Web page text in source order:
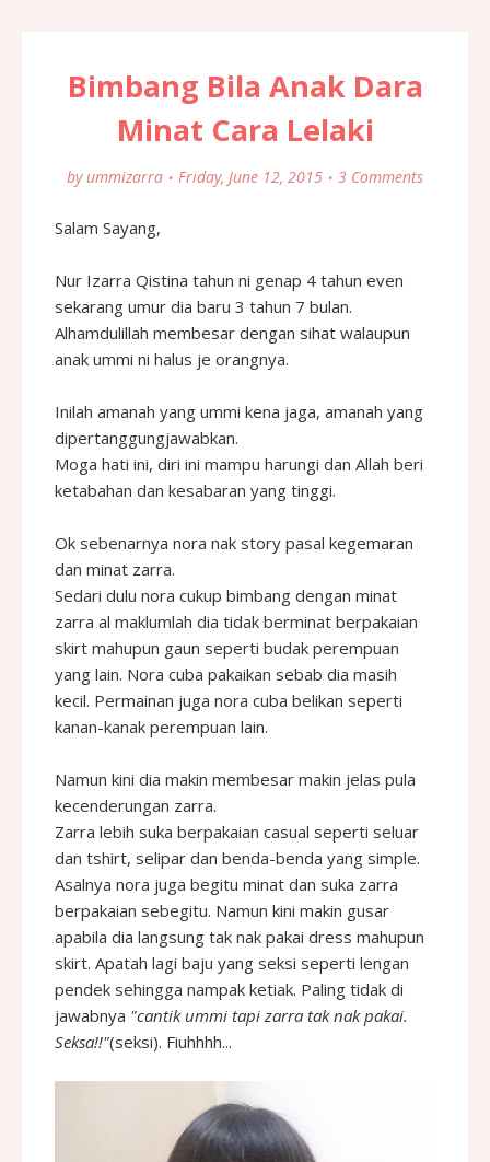
Bimbang Bila Anak Dara
Minat Cara Lelaki
by ummizarra Friday, June 12, 2015 3 Comments
Salam Sayang,
Nur Izarra Qistina tahun ni genap 4 tahun even
sekarang umur dia baru 3 tahun 7 bulan.
Alhamdulillah membesar dengan sihat walaupun
anak ummi ni halus je orangnya.
Inilah amanah yang ummi kena jaga, amanah yang
dipertanggungjawabkan.
Moga hati ini, diri ini mampu harungi dan Allah beri
ketabahan dan kesabaran yang tinggi.
Ok sebenarnya nora nak story pasal kegemaran
dan minat zarra.
Sedari dulu nora cukup bimbang dengan minat
zarra al maklumlah dia tidak berminat berpakaian
skirt mahupun gaun seperti budak perempuan
yang lain. Nora cuba pakaikan sebab dia masih
kecil. Permainan juga nora cuba belikan seperti
kanan-kanak perempuan lain.
Namun kini dia makin membesar makin jelas pula
kecenderungan zarra.
Zarra lebih suka berpakaian casual seperti seluar
dan tshirt, selipar dan benda-benda yang simple.
Asalnya nora juga begitu minat dan suka zarra
berpakaian sebegitu. Namun kini makin gusar
apabila dia langsung tak nak pakai dress mahupun
skirt. Apatah lagi baju yang seksi seperti lengan
pendek sehingga nampak ketiak. Paling tidak di
jawabnya "cantik ummi tapi zarra tak nak pakai.
Seksa!!"(seksi). Fiuhhhh...